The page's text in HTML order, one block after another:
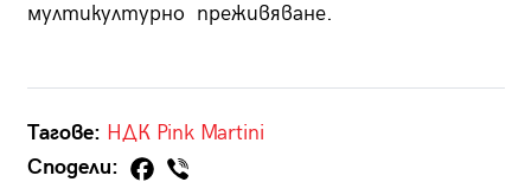
мултикултурно преживяване.
Тагове: НДК Pink Martini
Сподели: